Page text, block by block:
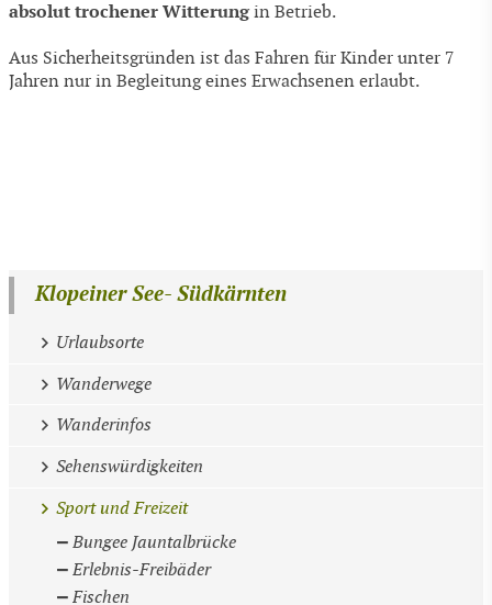
absolut trochener Witterungin Betrieb.
Aus Sicherheitsgründen ist das Fahren für Kinder unter 7
Jahren nur in Begleitung eines Erwachsenen erlaubt.
Klopeiner See- Südkärnten
Urlaubsorte
Wanderwege
Wanderinfos
Sehenswürdigkeiten
Sport und Freizeit
Bungee Jauntalbrücke
Erlebnis-Freibäder
Fischen